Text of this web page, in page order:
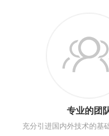
专业的团
充分引进国内外技术的基